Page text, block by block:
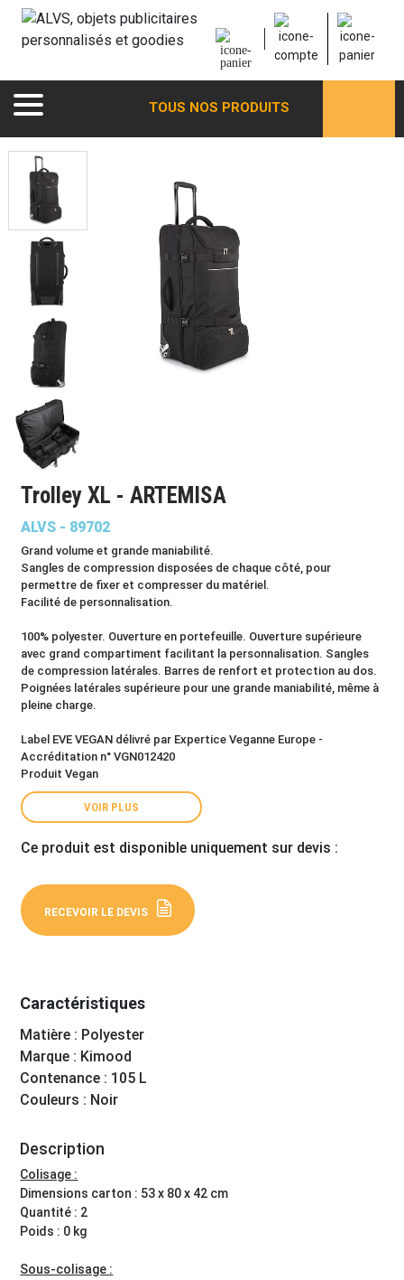
TOUS NOS PRODUITS
Trolley XL - ARTEMISA
ALVS - 89702
Grand volume et grande maniabilité.
Sangles de compression disposées de chaque côté, pour
permettre de fixer et compresser du matériel.
Facilité de personnalisation.
100% polyester. Ouverture en portefeuille. Ouverture supérieure
avec grand compartiment facilitant la personnalisation. Sangles
de compression latérales. Barres de renfort et protection au dos.
Poignées latérales supérieure pour une grande maniabilité, même à
pleine charge.
Label EVE VEGAN délivré par Expertice Veganne Europe -
Accréditation n° VGN012420
Produit Vegan
VOIR PLUS
Ce produit est disponible uniquement sur devis :
RECEVOIR LE DEVIS
Caractéristiques
Matière : Polyester
Marque : Kimood
Contenance : 105 L
Couleurs : Noir
Description
Colisage :
Dimensions carton : 53 x 80 x 42 cm
Quantité : 2
Poids : 0 kg
Sous-colisage :